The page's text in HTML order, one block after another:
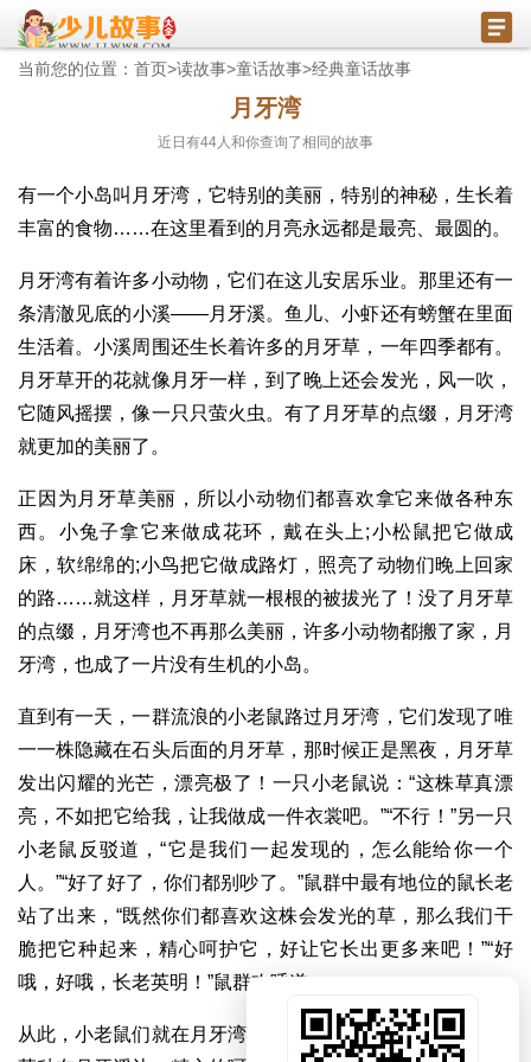
当前您的位置： 首页>读故事>童话故事>经典童话故事
月牙湾
近日有44人和你查询了相同的故事
有一个小岛叫月牙湾，它特别的美丽，特别的神秘，生长着
丰富的食物……在这里看到的月亮永远都是最亮、最圆的。
月牙湾有着许多小动物，它们在这儿安居乐业。那里还有一
条清澈见底的小溪——月牙溪。鱼儿、小虾还有螃蟹在里面
生活着。小溪周围还生长着许多的月牙草，一年四季都有。
月牙草开的花就像月牙一样，到了晚上还会发光，风一吹，
它随风摇摆，像一只只萤火虫。有了月牙草的点缀，月牙湾
就更加的美丽了。
正因为月牙草美丽，所以小动物们都喜欢拿它来做各种东
西。小兔子拿它来做成花环，戴在头上;小松鼠把它做成
床，软绵绵的;小鸟把它做成路灯，照亮了动物们晚上回家
的路……就这样，月牙草就一根根的被拔光了！没了月牙草
的点缀，月牙湾也不再那么美丽，许多小动物都搬了家，月
牙湾，也成了一片没有生机的小岛。
直到有一天，一群流浪的小老鼠路过月牙湾，它们发现了唯
一一株隐藏在石头后面的月牙草，那时候正是黑夜，月牙草
发出闪耀的光芒，漂亮极了！一只小老鼠说：“这株草真漂
亮，不如把它给我，让我做成一件衣裳吧。”“不行！”另一只
小老鼠反驳道，“它是我们一起发现的，怎么能给你一个
人。”“好了好了，你们都别吵了。”鼠群中最有地位的鼠长老
站了出来，“既然你们都喜欢这株会发光的草，那么我们干
脆把它种起来，精心呵护它，好让它长出更多来吧！”“好
哦，好哦，长老英明！”鼠群欢呼道。
从此，小老鼠们就在月牙湾住下了。它们把这唯一一株月牙